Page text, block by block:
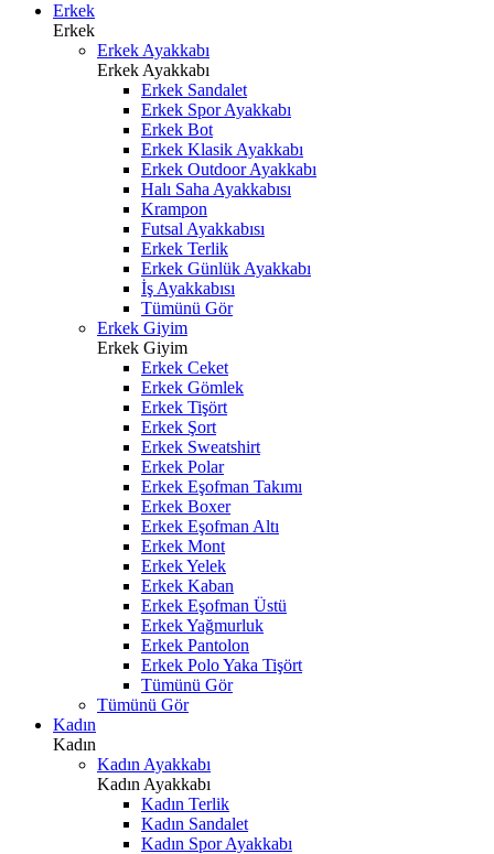
Erkek
Erkek
Erkek Ayakkabı
Erkek Ayakkabı
Erkek Sandalet
Erkek Spor Ayakkabı
Erkek Bot
Erkek Klasik Ayakkabı
Erkek Outdoor Ayakkabı
Halı Saha Ayakkabısı
Krampon
Futsal Ayakkabısı
Erkek Terlik
Erkek Günlük Ayakkabı
İş Ayakkabısı
Tümünü Gör
Erkek Giyim
Erkek Giyim
Erkek Ceket
Erkek Gömlek
Erkek Tişört
Erkek Şort
Erkek Sweatshirt
Erkek Polar
Erkek Eşofman Takımı
Erkek Boxer
Erkek Eşofman Altı
Erkek Mont
Erkek Yelek
Erkek Kaban
Erkek Eşofman Üstü
Erkek Yağmurluk
Erkek Pantolon
Erkek Polo Yaka Tişört
Tümünü Gör
Tümünü Gör
Kadın
Kadın
Kadın Ayakkabı
Kadın Ayakkabı
Kadın Terlik
Kadın Sandalet
Kadın Spor Ayakkabı